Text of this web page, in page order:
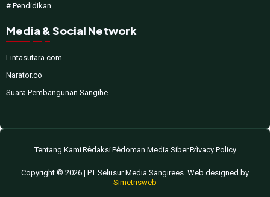
# Pendidikan
Media & Social Network
Lintasutara.com
Narator.co
Suara Pembangunan Sangihe
Tentang KamiRedaksiPedoman Media SiberPrivacy Policy
Copyright © 2026 | PT Selusur Media Sangirees. Web designed by
Simetrisweb